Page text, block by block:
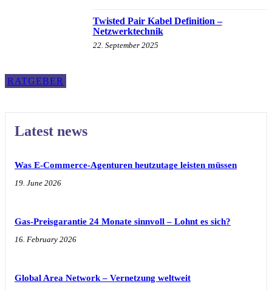
RATGEBER
Twisted Pair Kabel Definition –
Netzwerktechnik
22. September 2025
Latest news
Was E-Commerce-Agenturen heutzutage leisten müssen
19. June 2026
Gas-Preisgarantie 24 Monate sinnvoll – Lohnt es sich?
16. February 2026
Global Area Network – Vernetzung weltweit